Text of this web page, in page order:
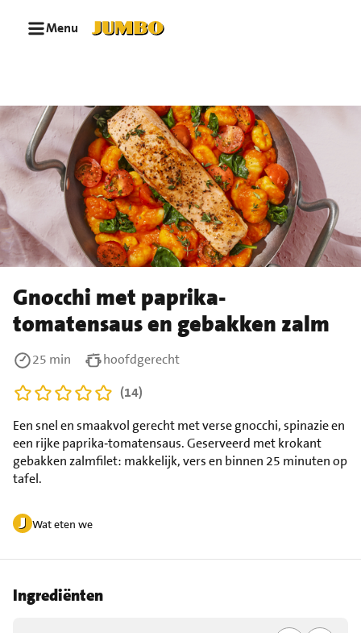
Menu
Gnocchi met paprika-
tomatensaus en gebakken zalm
Wat eten we
Een snel en smaakvol gerecht met verse gnocchi, spinazie en
een rijke paprika‑tomatensaus. Geserveerd met krokant
gebakken zalmfilet: makkelijk, vers en binnen 25 minuten op
tafel.
25 min
hoofdgerecht
(14)
Ingrediënten